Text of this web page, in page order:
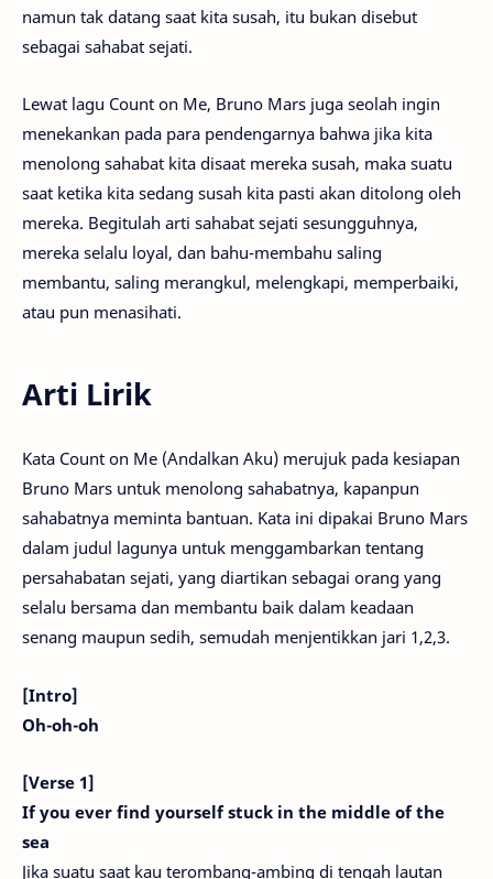
namun tak datang saat kita susah, itu bukan disebut
sebagai sahabat sejati.
Lewat lagu Count on Me, Bruno Mars juga seolah ingin
menekankan pada para pendengarnya bahwa jika kita
menolong sahabat kita disaat mereka susah, maka suatu
saat ketika kita sedang susah kita pasti akan ditolong oleh
mereka. Begitulah arti sahabat sejati sesungguhnya,
mereka selalu loyal, dan bahu-membahu saling
membantu, saling merangkul, melengkapi, memperbaiki,
atau pun menasihati.
Arti Lirik
Kata Count on Me (Andalkan Aku) merujuk pada kesiapan
Bruno Mars untuk menolong sahabatnya, kapanpun
sahabatnya meminta bantuan. Kata ini dipakai Bruno Mars
dalam judul lagunya untuk menggambarkan tentang
persahabatan sejati, yang diartikan sebagai orang yang
selalu bersama dan membantu baik dalam keadaan
senang maupun sedih, semudah menjentikkan jari 1,2,3.
[Intro]
Oh-oh-oh
[Verse 1]
If you ever find yourself stuck in the middle of the
sea
Jika suatu saat kau terombang-ambing di tengah lautan